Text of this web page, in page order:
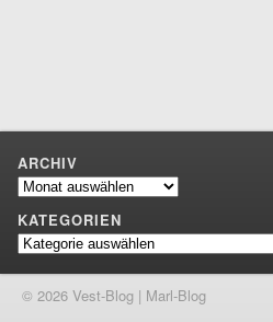
ARCHIV
Archiv
KATEGORIEN
Kategorien
© 2026 Vest-Blog | Marl-Blog